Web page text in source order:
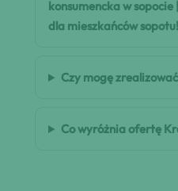
konsumencka w
dla mieszkańców
Czy mogę
Co wyróżnia ofertę